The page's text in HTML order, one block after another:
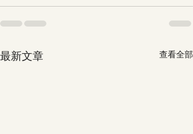
最新文章 查看全部